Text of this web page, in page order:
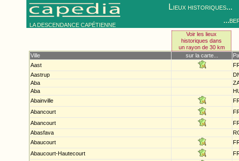
LA DESCENDANCE CAPÉTIENNE
Lieux historiques...
Voir les lieux
historiques dans
un rayon de 30 km
Ville
sur la carte...
Aast
Aastrup
Aba
Aba
Abainville
Abancourt
Abancourt
Abasfava
Abaucourt
Abaucourt-Hautecourt